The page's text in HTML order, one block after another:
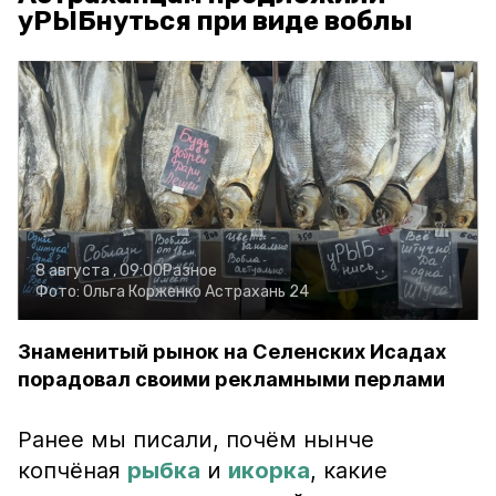
уРЫБнуться при виде воблы
8 августа , 09:00Разное
Фото: Ольга Корженко Астрахань 24
Знаменитый рынок на Селенских Исадах
порадовал своими рекламными перлами
Ранее мы писали, почём нынче
копчёная рыбка и икорка, какие